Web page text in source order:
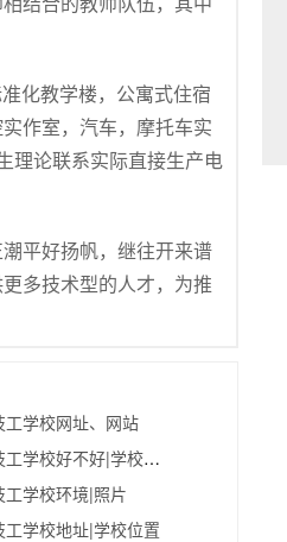
化教学楼，公寓式住宿
作室，汽车，摩托车实
理论联系实际直接生产电
平好扬帆，继往开来谱
多技术型的人才，为推
学校网址、网站
校好不好|学校简介
学校环境|照片
学校地址|学校位置